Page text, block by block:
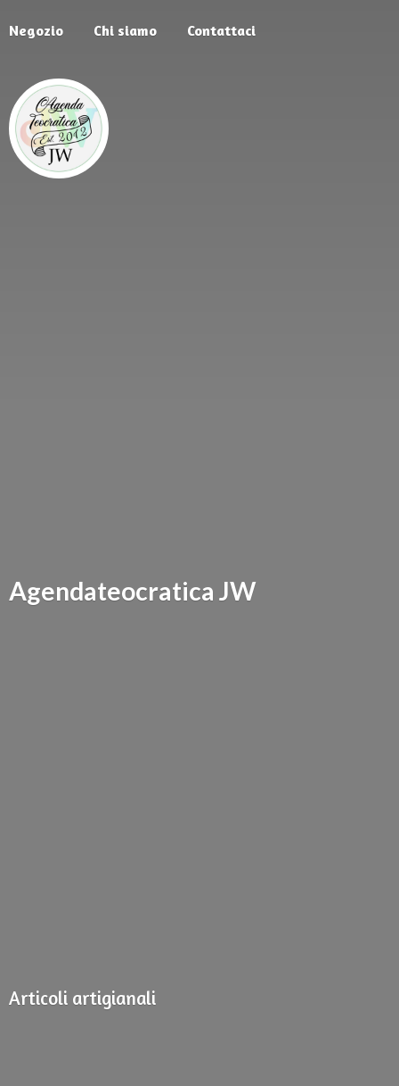
Negozio Chi siamo Contattaci
Agendateocratica JW
Articoli artigianali